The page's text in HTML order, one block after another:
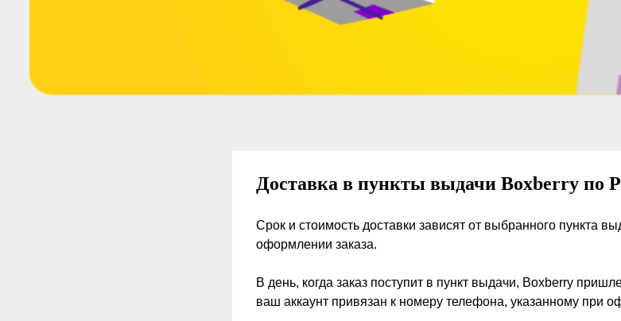
Доставка в пункты выдачи Boxberry по
Срок и стоимость доставки зависят от выбранного пункта
оформлении заказа.
В день, когда заказ поступит в пункт выдачи, Boxberry
ваш аккаунт привязан к номеру телефона, указанному при